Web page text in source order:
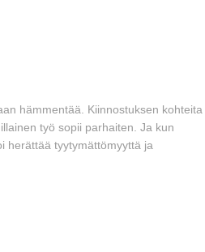
hämmentää. Kiinnostuksen kohteita
työ sopii parhaiten. Ja kun
herättää tyytymättömyyttä ja